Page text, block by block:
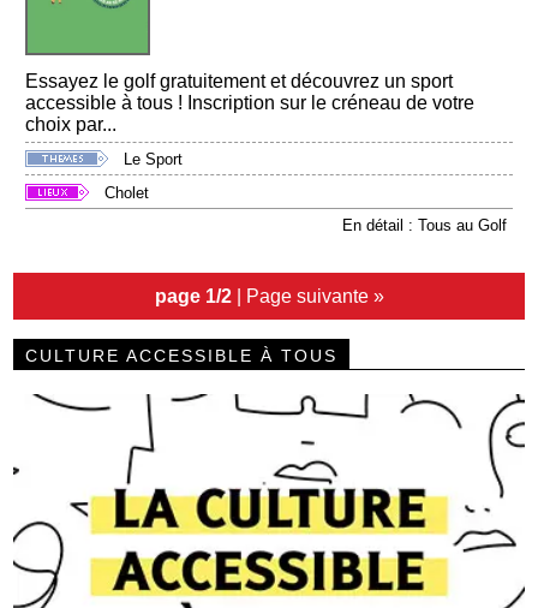
Essayez le golf gratuitement et découvrez un sport
accessible à tous ! Inscription sur le créneau de votre
choix par...
Le Sport
Cholet
En détail : Tous au Golf
page 1/2 | Page suivante »
CULTURE ACCESSIBLE À TOUS